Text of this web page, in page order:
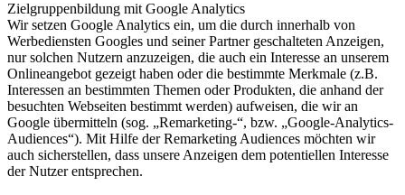
Zielgruppenbildung mit Google Analytics
Wir setzen Google Analytics ein, um die durch innerhalb von
Werbediensten Googles und seiner Partner geschalteten Anzeigen,
nur solchen Nutzern anzuzeigen, die auch ein Interesse an unserem
Onlineangebot gezeigt haben oder die bestimmte Merkmale (z.B.
Interessen an bestimmten Themen oder Produkten, die anhand der
besuchten Webseiten bestimmt werden) aufweisen, die wir an
Google übermitteln (sog. „Remarketing-“, bzw. „Google-Analytics-
Audiences“). Mit Hilfe der Remarketing Audiences möchten wir
auch sicherstellen, dass unsere Anzeigen dem potentiellen Interesse
der Nutzer entsprechen.